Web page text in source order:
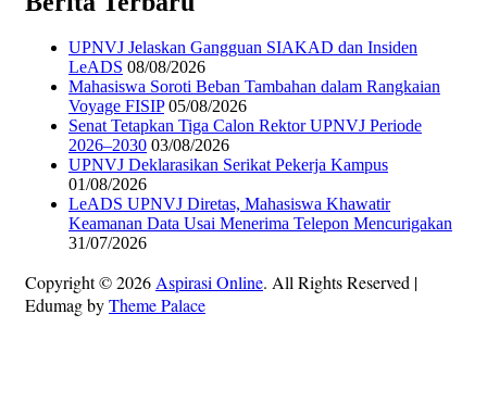
UPNVJ Jelaskan Gangguan SIAKAD dan Insiden
LeADS 08/08/2026
Mahasiswa Soroti Beban Tambahan dalam Rangkaian
Voyage FISIP 05/08/2026
Senat Tetapkan Tiga Calon Rektor UPNVJ Periode
2026–2030 03/08/2026
UPNVJ Deklarasikan Serikat Pekerja Kampus
01/08/2026
LeADS UPNVJ Diretas, Mahasiswa Khawatir
Keamanan Data Usai Menerima Telepon Mencurigakan
31/07/2026
Copyright © 2026Aspirasi Online. All Rights Reserved |
Edumag byTheme Palace